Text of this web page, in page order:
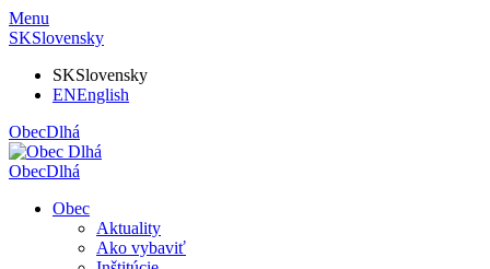
Menu
SKSlovensky
SKSlovensky
ENEnglish
ObecDlhá
ObecDlhá
Obec
Aktuality
Ako vybaviť